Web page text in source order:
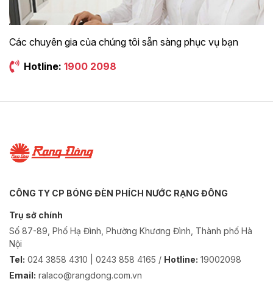
Các chuyên gia của chúng tôi sẵn sàng phục vụ bạn
Hotline: 1900 2098
CÔNG TY CP BÓNG ĐÈN PHÍCH NƯỚC RẠNG ĐÔNG
Trụ sở chính
Số 87-89, Phố Hạ Đình, Phường Khương Đình, Thành phố Hà
Nội
Tel: 024 3858 4310 | 0243 858 4165 / Hotline: 19002098
Email: ralaco@rangdong.com.vn